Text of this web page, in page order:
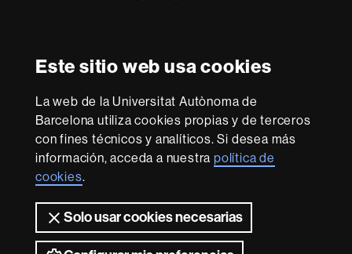
Este sitio web usa cookies
La web de la Universitat Autònoma de
Barcelona utiliza cookies propias y de terceros
con fines técnicos y analíticos. Si desea más
información, acceda a nuestrapolítica de
cookies.
Solo usar cookies necesarias
Excellence
Research
-
Euraxess
Con la financiación de
Sobre
esta
web Aviso legal Protección de datos
web Accesibilidad web Mapa del web UAB